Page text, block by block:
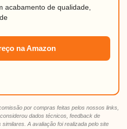
acabamento de qualidade,
na Amazon
por compras feitas pelos nossos links,
dados técnicos, feedback de
A avaliação foi realizada pelo site